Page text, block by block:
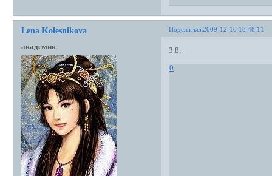
Поделиться2009-12-10 18:48:11
Lena Kolesnikova
академик 3.8.
0